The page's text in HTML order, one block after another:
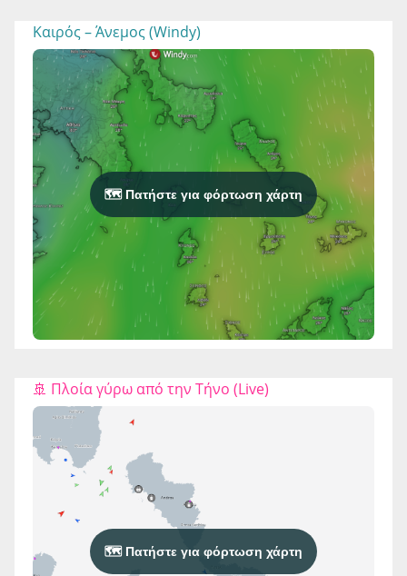
Καιρός – Άνεμος (Windy)
🗺️ Πατήστε για φόρτωση χάρτη
🚢 Πλοία γύρω από την Τήνο (Live)
🗺️ Πατήστε για φόρτωση χάρτη